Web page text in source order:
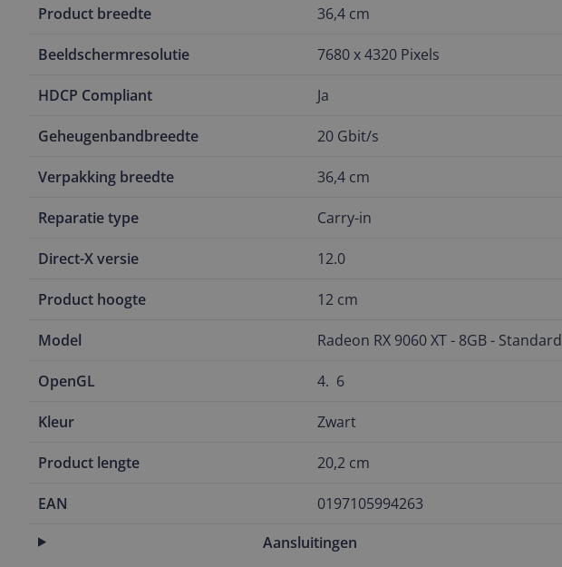
Product breedte 36,4 cm
Beeldschermresolutie 7680 x 4320 Pixels
HDCP Compliant Ja
Geheugenbandbreedte 20 Gbit/s
Verpakking breedte 36,4 cm
Reparatie type Carry-in
Direct-X versie 12.0
Product hoogte 12 cm
Model Radeon RX 9060 XT - 8GB - Standard
OpenGL 4.  6
Kleur Zwart
Product lengte 20,2 cm
EAN
0197105994263
Aansluitingen